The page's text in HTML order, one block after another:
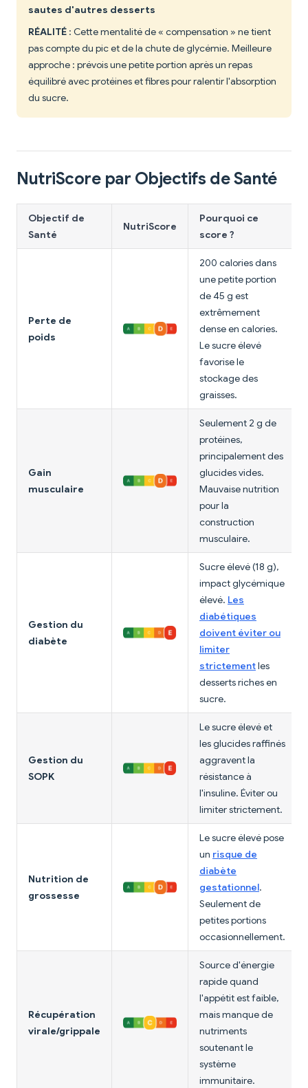
sautes d'autres desserts
RÉALITÉ : Cette mentalité de « compensation » ne tient
pas compte du pic et de la chute de glycémie. Meilleure
approche : prévois une petite portion après un repas
équilibré avec protéines et fibres pour ralentir l'absorption
du sucre.
NutriScore par Objectifs de Santé
Objectif de
Santé
NutriScore
Pourquoi ce
score ?
Perte de
poids
200 calories dans
une petite portion
de 45 g est
extrêmement
dense en calories.
Le sucre élevé
favorise le
stockage des
graisses.
Gain
musculaire
Seulement 2 g de
protéines,
principalement des
glucides vides.
Mauvaise nutrition
pour la
construction
musculaire.
Gestion du
diabète
Sucre élevé (18 g),
impact glycémique
élevé. Les
diabétiques
doivent éviter ou
limiter
strictementles
desserts riches en
sucre.
Gestion du
SOPK
Le sucre élevé et
les glucides raffinés
aggravent la
résistance à
l'insuline. Éviter ou
limiter strictement.
Nutrition de
grossesse
Le sucre élevé pose
un risque de
diabète
gestationnel.
Seulement de
petites portions
occasionnellement.
Récupération
virale/grippale
Source d'énergie
rapide quand
l'appétit est faible,
mais manque de
nutriments
soutenant le
système
immunitaire.